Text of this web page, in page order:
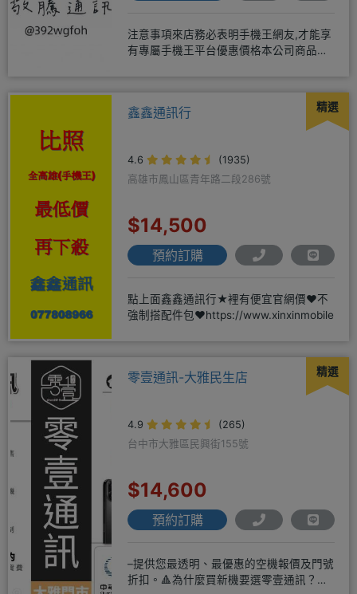
注意事項來店務必表明手機王網友,才能享
有專屬手機王平台優惠價格本公司商品均
精選
鑫鑫通訊行
4.6
(1935)
高雄市鳳山區青年路二段286號
$14,500
預約訂購
點上面鑫鑫通訊行★裡有便宜官網價❤️不
強制搭配件包❤️https://www.xinxinmobile
精選
零壹通訊-大雅民生店
4.9
(265)
台中市大雅區民興街155號
$14,600
預約訂購
–提供您最透明、最優惠的空機報價及門號
折扣。🔺為什麼買新機要選零壹通訊？